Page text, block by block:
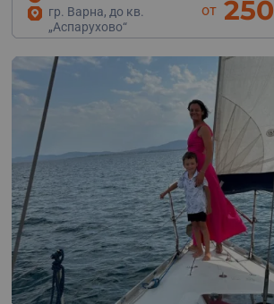
гр. Варна, до кв.
„Аспарухово“
от 250